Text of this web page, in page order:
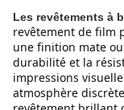
Les revêtements à
revêtement de film
une finition mate
durabilité et la
impressions
atmosphère